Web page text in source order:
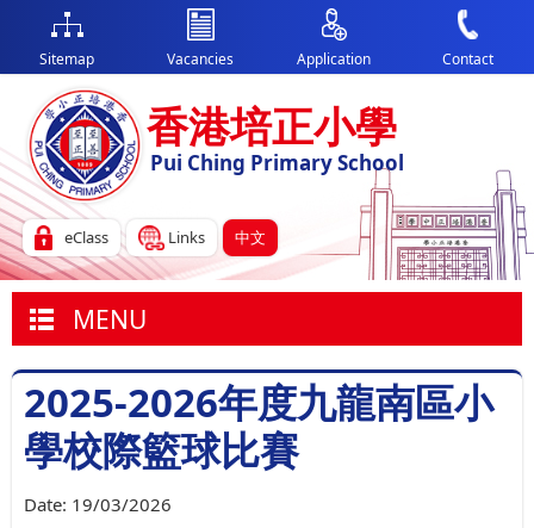
香港培正小學
Pui Ching Primary School
eClass Links 中文
Sitemap Vacancies Application Contact
MENU
2025-2026年度九龍南區小
學校際籃球比賽
Date: 19/03/2026